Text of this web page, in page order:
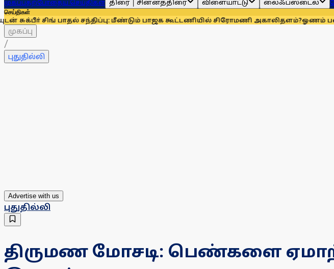
முகப்புதற்போதைய செய்திகள் திரை | சின்னத்திரை விளையாட்டு லைஃப்ஸ்டைல்
செய்திகள்
பாதல் சந்திப்பு: மீண்டும் பாஜக கூட்டணியில் சிரோமணி அகாலிதளம்?ஓணம் பண்டிகைக்கு 112
முகப்பு
/
புதுதில்லி
Advertise with us
புதுதில்லி
திருமண மோசடி: பெண்களை